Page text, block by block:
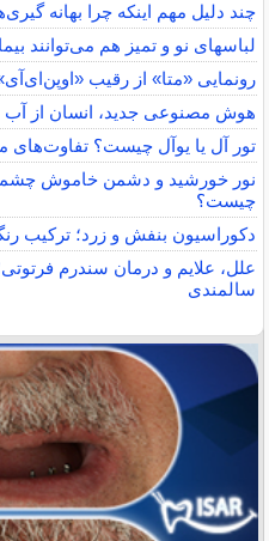
چند دلیل مهم اینکه چرا بهانه
لباس‎های نو و تمیز هم می‌توانند بیماری‌زا باشند!
رونمایی «متا» از رقیب
هوش مصنوعی جدید، انسان از آب
تور آل یا یوآل چیست؟ تفاوت‌های
نور خورشید و دشمن خاموش
چیست؟
دکوراسیون بنفش و زرد؛ ترکیب
علل، علایم و درمان سندرم
سالمندی